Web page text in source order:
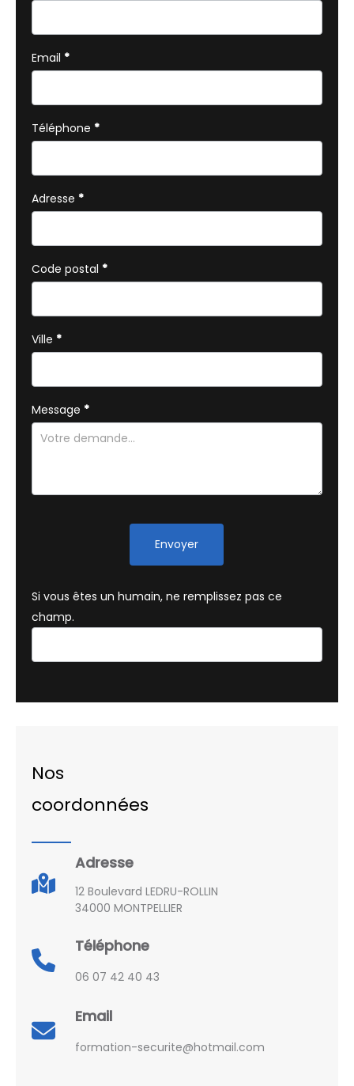
Email *
Téléphone *
Adresse *
Code postal *
Ville *
Message *
Envoyer
Si vous êtes un humain, ne remplissez pas ce
champ.
Nos
coordonnées
Adresse
12 Boulevard LEDRU-ROLLIN
34000 MONTPELLIER
Téléphone
06 07 42 40 43
Email
formation-securite@hotmail.com